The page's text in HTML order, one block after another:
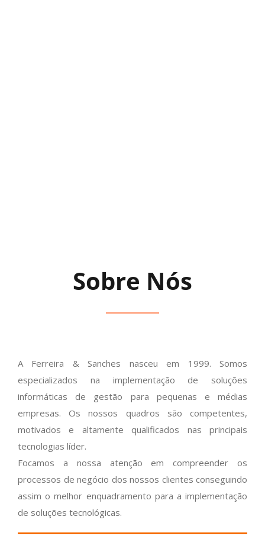
Sobre Nós
A Ferreira & Sanches nasceu em 1999. Somos
especializados na implementação de soluções
informáticas de gestão para pequenas e médias
empresas. Os nossos quadros são competentes,
motivados e altamente qualificados nas principais
tecnologias líder.
Focamos a nossa atenção em compreender os
processos de negócio dos nossos clientes conseguindo
assim o melhor enquadramento para a implementação
de soluções tecnológicas.